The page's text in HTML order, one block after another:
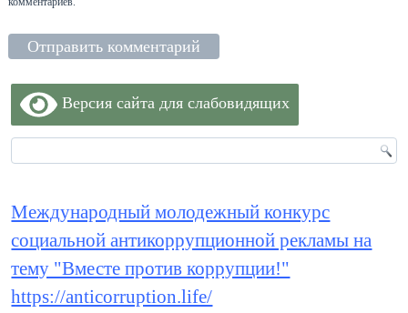
Версия сайта для слабовидящих
Международный молодежный конкурс
социальной антикоррупционной рекламы на
тему "Вместе против коррупции!"
https://anticorruption.life/